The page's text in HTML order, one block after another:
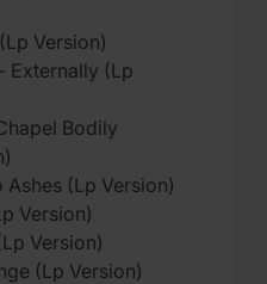
Version)
Externally (Lp
Bodily
Ashes (Lp Version)
Version)
Version)
(Lp Version)